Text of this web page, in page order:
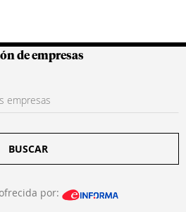
Colombianas
de empresas
BUSCAR
por: